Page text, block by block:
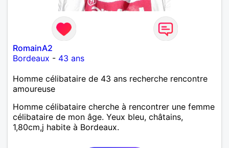
RomainA2
Bordeaux - 43 ans
Homme célibataire de 43 ans recherche rencontre
amoureuse
Homme célibataire cherche à rencontrer une femme
célibataire de mon âge. Yeux bleu, châtains,
1,80cm,j habite à Bordeaux.